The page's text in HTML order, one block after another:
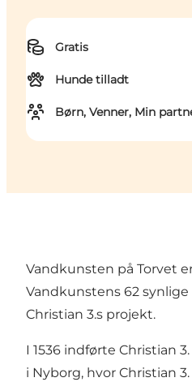
Gratis
Hunde tilladt
Børn, Venner, Min
Vandkunsten på Torvet
Vandkunstens 62
Christian 3.s projekt.
I 1536 indførte Christian
i Nyborg, hvor Christian